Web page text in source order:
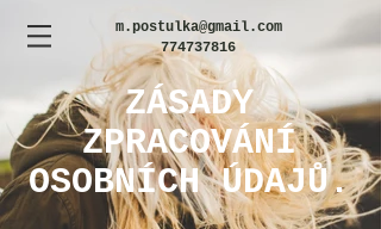
m.postulka@gmail.com
774737816
ZÁSADY
ZPRACOVÁNÍ
OSOBNÍCH ÚDAJŮ.